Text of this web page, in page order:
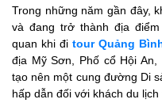
Trong những năm gần đây,
và đang trở thành địa
quan khi đi tour Quảng
địa Mỹ Sơn, Phố cổ Hội An,
tạo nên một cung đường Di
hấp dẫn đối với khách du